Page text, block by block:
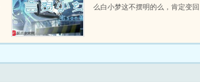
么白小梦这不摆明的么，肯定变回